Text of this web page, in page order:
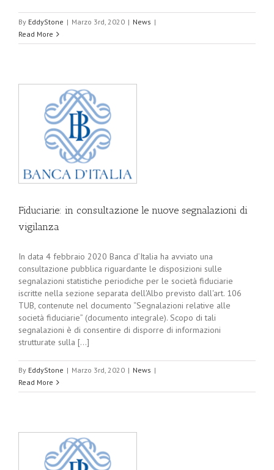
By EddyStone | Marzo 3rd, 2020 | News |
Read More
Fiduciarie: in consultazione le nuove segnalazioni di
vigilanza
In data 4 febbraio 2020 Banca d’Italia ha avviato una
consultazione pubblica riguardante le disposizioni sulle
segnalazioni statistiche periodiche per le società fiduciarie
iscritte nella sezione separata dell'Albo previsto dall'art. 106
TUB, contenute nel documento “Segnalazioni relative alle
società fiduciarie” (documento integrale). Scopo di tali
segnalazioni è di consentire di disporre di informazioni
strutturate sulla [...]
By EddyStone | Marzo 3rd, 2020 | News |
Read More